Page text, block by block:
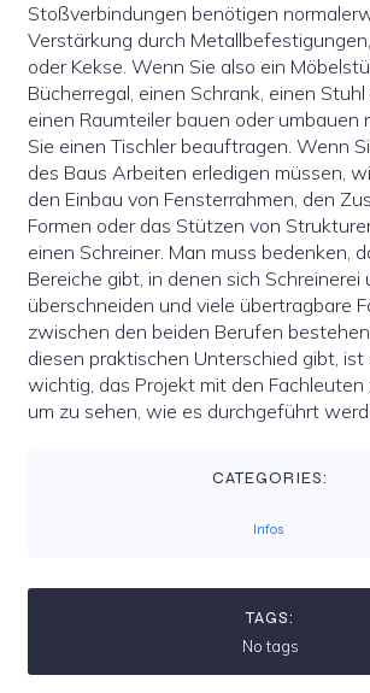
Stoßverbindungen benötigen
Verstärkung durch
oder Kekse. Wenn Sie also ein
Bücherregal, einen Schrank, einen
einen Raumteiler bauen oder umbauen
Sie einen Tischler beauftragen. Wenn
des Baus Arbeiten erledigen müssen,
den Einbau von Fensterrahmen, den
Formen oder das Stützen von
einen Schreiner. Man muss bedenken,
Bereiche gibt, in denen sich Schreinerei
überschneiden und viele übertragbare
zwischen den beiden Berufen
diesen praktischen Unterschied gibt, ist
wichtig, das Projekt mit den Fachleuten
um zu sehen, wie es durchgeführt
CATEGORIES:
Infos
TAGS:
No tags